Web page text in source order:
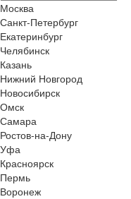
Москва
Санкт-Петербург
Екатеринбург
Челябинск
Казань
Нижний Новгород
Новосибирск
Омск
Самара
Ростов-на-Дону
Уфа
Красноярск
Пермь
Воронеж